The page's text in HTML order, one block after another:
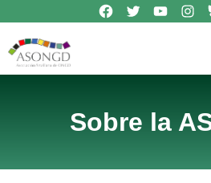
contenido
Síguenos en Facebook
Síguenos en TwitterSíguenos en
Sobre la